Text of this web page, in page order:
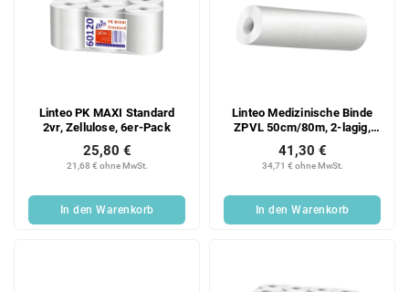
Linteo PK MAXI Standard
2vr, Zellulose, 6er-Pack
21,68 € ohne MwSt.
25,80 €
In den Warenkorb
Linteo Medizinische Binde
ZPVL 50cm/80m, 2-lagig,
34,71 € ohne MwSt.
41,30 €
In den Warenkorb